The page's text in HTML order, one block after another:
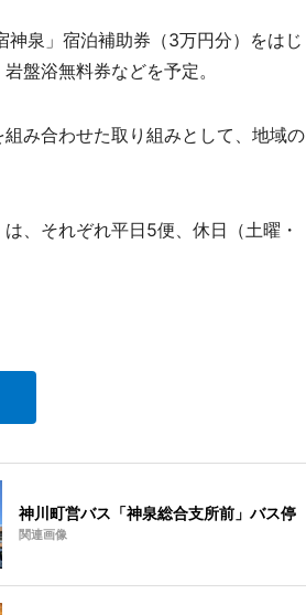
泉」宿泊補助券（3万円分）をはじ
盤浴無料券などを予定。
み合わせた取り組みとして、地域の
、それぞれ平日5便、休日（土曜・
神川町営バス「神泉総合支所前」バス停
関連画像